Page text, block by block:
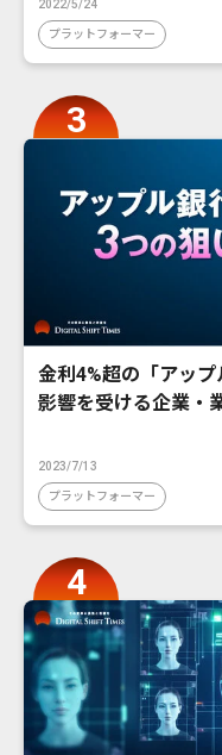
2022/5/24
プラットフォーマー
金利4%超の「アップ
影響を受ける企業・
2023/7/13
プラットフォーマー